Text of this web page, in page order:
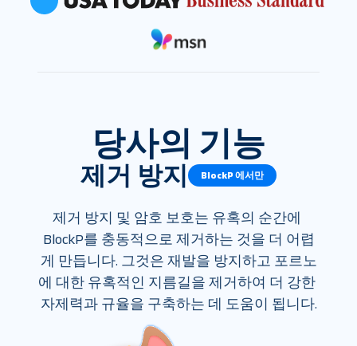
당사의 기능
제거 방지 BlockP 에서만
제거 방지 및 암호 보호는 유혹의 순간에
BlockP를 충동적으로 제거하는 것을 더 어렵
게 만듭니다. 그것은 재발을 방지하고 포르노
에 대한 유혹적인 지름길을 제거하여 더 강한
자제력과 규율을 구축하는 데 도움이 됩니다.